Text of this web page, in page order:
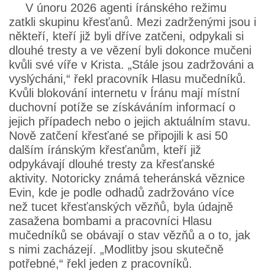
V únoru 2026 agenti íránského režimu
zatkli skupinu křesťanů. Mezi zadrženými jsou i
někteří, kteří již byli dříve zatčeni, odpykali si
dlouhé tresty a ve vězení byli dokonce mučeni
kvůli své víře v Krista. „Stále jsou zadržováni a
vyslýcháni,“ řekl pracovník Hlasu mučedníků.
Kvůli blokování internetu v Íránu mají místní
duchovní potíže se získáváním informací o
jejich případech nebo o jejich aktuálním stavu.
Nově zatčení křesťané se připojili k asi 50
dalším íránským křesťanům, kteří již
odpykávají dlouhé tresty za křesťanské
aktivity. Notoricky známá teheránská věznice
Evin, kde je podle odhadů zadržováno více
než tucet křesťanských vězňů, byla údajně
zasažena bombami a pracovníci Hlasu
mučedníků se obávají o stav vězňů a o to, jak
s nimi zacházejí. „Modlitby jsou skutečně
potřebné,“ řekl jeden z pracovníků.